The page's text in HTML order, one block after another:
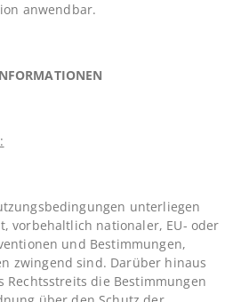
anwendbar.
unterliegen
vorbehaltlich nationaler, EU- oder
und Bestimmungen,
zwingend sind. Darüber hinaus
Rechtsstreits die Bestimmungen